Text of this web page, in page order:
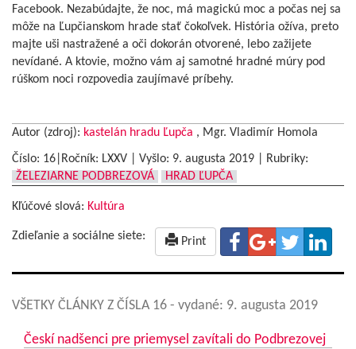
Facebook. Nezabúdajte, že noc, má magickú moc a počas nej sa
môže na Ľupčianskom hrade stať čokoľvek. História ožíva, preto
majte uši nastražené a oči dokorán otvorené, lebo zažijete
nevídané. A ktovie, možno vám aj samotné hradné múry pod
rúškom noci rozpovedia zaujímavé príbehy.
Autor (zdroj): kastelán hradu Ľupča , Mgr. Vladimír Homola
Číslo: 16|Ročník: LXXV | Vyšlo: 9. augusta 2019
Rubriky:
ŽELEZIARNE PODBREZOVÁ
HRAD ĽUPČA
Kľúčové slová: Kultúra
Zdieľanie a sociálne siete: Print
VŠETKY ČLÁNKY Z ČÍSLA 16 - vydané: 9. augusta 2019
Českí nadšenci pre priemysel zavítali do Podbrezovej